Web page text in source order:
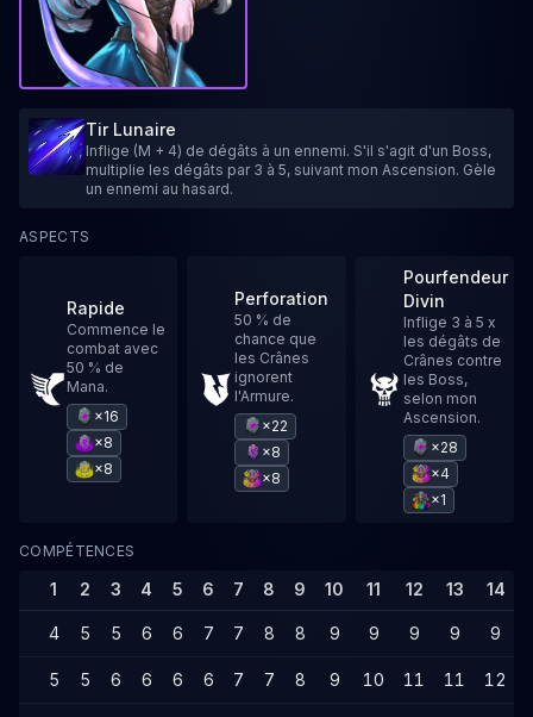
Tir Lunaire
Inflige (M + 4) de dégâts à un ennemi. S'il s'agit d'un Boss,
multiplie les dégâts par 3 à 5, suivant mon Ascension. Gèle
un ennemi au hasard.
ASPECTS
Rapide
Commence le
combat avec
50 % de
Mana.
×16
×8
×8
Perforation
50 % de
chance que
les Crânes
ignorent
l'Armure.
×22
×8
×8
Pourfendeur
Divin
Inflige 3 à 5 x
les dégâts de
Crânes contre
les Boss,
selon mon
Ascension.
×28
×4
×1
COMPÉTENCES
1 2 3 4 5 6 7 8 9 10 11 12 13 14
4 5 5 6 6 7 7 8 8 9 9 9 9 9
5 5 6 6 6 6 7 7 8 9 10 11 11 12